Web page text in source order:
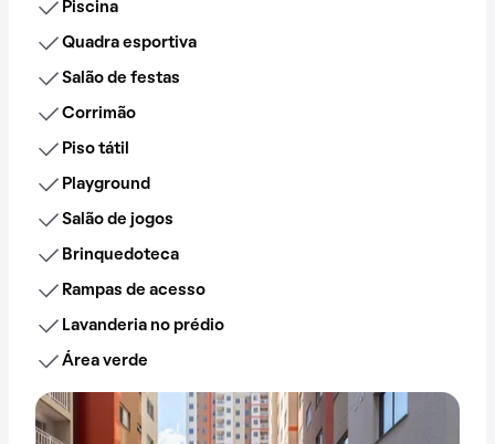
Piscina
Quadra esportiva
Salão de festas
Corrimão
Piso tátil
Playground
Salão de jogos
Brinquedoteca
Rampas de acesso
Lavanderia no prédio
Área verde